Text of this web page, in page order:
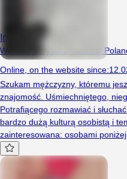
Inezz
Woman, 52 years, Siedlce,
Online, on the website since:
Szukam mężczyzny, któremu
znajomość. Uśmiechniętego,
Potrafiącego rozmawiać i
bardzo dużą kulturą osobistą i
zainteresowana: osobami